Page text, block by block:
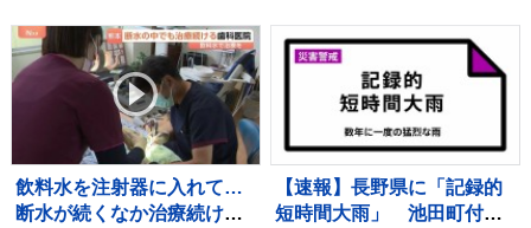
り… 一方で思わぬ“歴史的
発見”も
カ返さずに持っていた」自
宅からは他人名義のクレカ
複数枚 警視庁
飲料水を注射器に入れて…
断水が続くなか治療続ける
【速報】長野県に「記録的
短時間大雨」 池田町付近